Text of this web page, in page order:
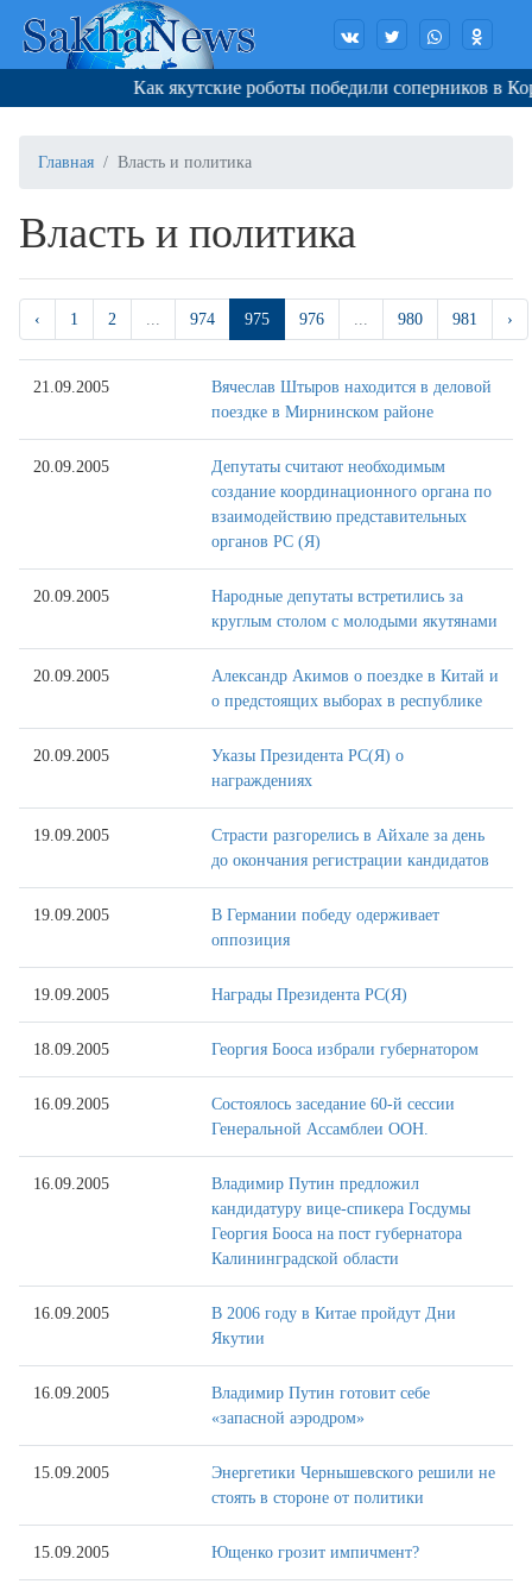
Как якутские роботы победили соперников в Корее
Главная Власть и политика
Власть и политика
‹ 1 2 ... 974 975 976 ... 980 981 ›
21.09.2005
Вячеслав Штыров находится в деловой
поездке в Мирнинском районе
20.09.2005
Депутаты считают необходимым
создание координационного органа по
взаимодействию представительных
органов РС (Я)
20.09.2005
Народные депутаты встретились за
круглым столом с молодыми якутянами
20.09.2005
Александр Акимов о поездке в Китай и
о предстоящих выборах в республике
20.09.2005
Указы Президента РС(Я) о
награждениях
19.09.2005
Страсти разгорелись в Айхале за день
до окончания регистрации кандидатов
19.09.2005
В Германии победу одерживает
оппозиция
19.09.2005 Награды Президента РС(Я)
18.09.2005 Георгия Бооса избрали губернатором
16.09.2005
Состоялось заседание 60-й сессии
Генеральной Ассамблеи ООН.
16.09.2005
Владимир Путин предложил
кандидатуру вице-спикера Госдумы
Георгия Бооса на пост губернатора
Калининградской области
16.09.2005
В 2006 году в Китае пройдут Дни
Якутии
16.09.2005
Владимир Путин готовит себе
«запасной аэродром»
15.09.2005
Энергетики Чернышевского решили не
стоять в стороне от политики
15.09.2005 Ющенко грозит импичмент?